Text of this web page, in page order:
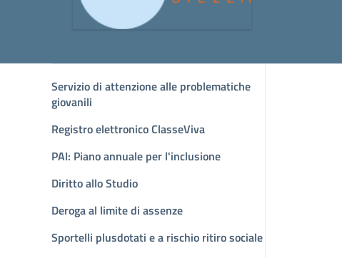
Servizio di attenzione alle problematiche
giovanili
Registro elettronico ClasseViva
PAI: Piano annuale per l'inclusione
Diritto allo Studio
Deroga al limite di assenze
Sportelli plusdotati e a rischio ritiro sociale